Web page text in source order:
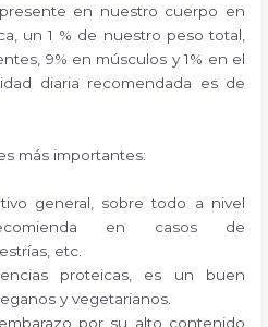
en nuestro cuerpo en
un 1 % de nuestro peso total,
9% en músculos y 1% en el
diaria recomendada es de
más importantes:
general, sobre todo a nivel
en casos de
etc.
proteicas, es un buen
y vegetarianos.
por su alto contenido